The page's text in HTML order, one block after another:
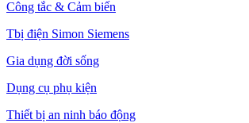
Công tắc & Cảm biến
Tbị điện Simon Siemens
Gia dụng đời sống
Dụng cụ phụ kiện
Thiết bị an ninh báo động